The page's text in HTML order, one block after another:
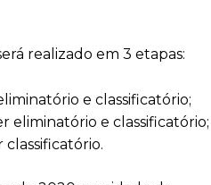
realizado em 3 etapas:
e classificatório;
eliminatório e classificatório;